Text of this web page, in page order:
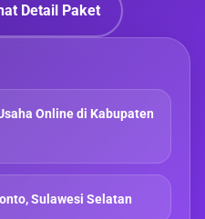
Detail Paket
Online di Kabupaten
Sulawesi Selatan